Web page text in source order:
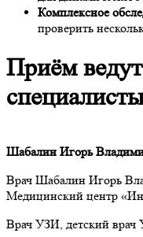
Комплексное
проверить
Приём
Шабалин Игорь
Врач Шабалин Игорь
Медицинский центр
Врач УЗИ, детский